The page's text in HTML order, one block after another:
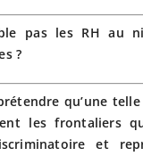
pas les RH au
?
qu’une
les frontaliers
et